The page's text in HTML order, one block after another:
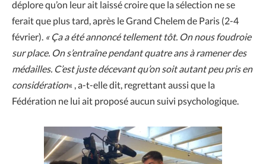
déplore qu’on leur ait laissé croire que la sélection ne se
ferait que plus tard, après le Grand Chelem de Paris (2-4
février). « Ça a été annoncé tellement tôt. On nous foudroie
sur place. On s’entraîne pendant quatre ans à ramener des
médailles. C’est juste décevant qu’on soit autant peu pris en
considération« , a-t-elle dit, regrettant aussi que la
Fédération ne lui ait proposé aucun suivi psychologique.